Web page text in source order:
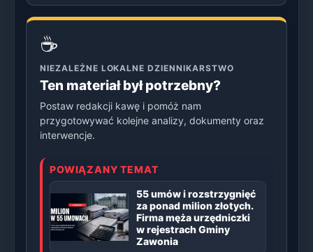
☕
NIEZALEŻNE LOKALNE DZIENNIKARSTWO
Ten materiał był potrzebny?
Postaw redakcji kawę i pomóż nam
przygotowywać kolejne analizy, dokumenty oraz
interwencje.
POWIĄZANY TEMAT
55 umów i rozstrzygnięć
za ponad milion złotych.
Firma męża urzędniczki
w rejestrach Gminy
Zawonia